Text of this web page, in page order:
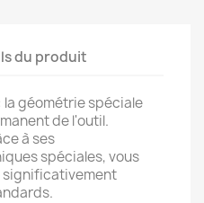
du produit
géométrie spéciale
de l'outil.
à ses
spéciales, vous